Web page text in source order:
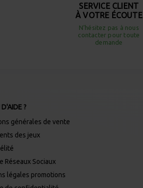
SERVICE CLIENT
À VOTRE ÉCOUTE
N’hésitez pas à nous
contacter pour toute
demande
?
générales de vente
des jeux
Réseaux Sociaux
légales promotions